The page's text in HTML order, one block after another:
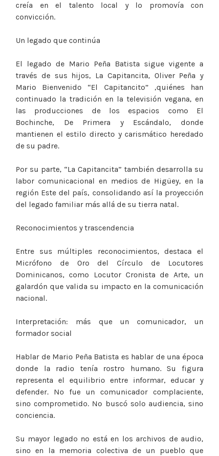
creía en el talento local y lo promovía con
convicción.
Un legado que continúa
El legado de Mario Peña Batista sigue vigente a
través de sus hijos, La Capitancita, Oliver Peña y
Mario Bienvenido “El Capitancito” ,quiénes han
continuado la tradición en la televisión vegana, en
las producciones de los espacios como El
Bochinche, De Primera y Escándalo, donde
mantienen el estilo directo y carismático heredado
de su padre.
Por su parte, “La Capitancita” también desarrolla su
labor comunicacional en medios de Higüey, en la
región Este del país, consolidando así la proyección
del legado familiar más allá de su tierra natal.
Reconocimientos y trascendencia
Entre sus múltiples reconocimientos, destaca el
Micrófono de Oro del Círculo de Locutores
Dominicanos, como Locutor Cronista de Arte, un
galardón que valida su impacto en la comunicación
nacional.
Interpretación: más que un comunicador, un
formador social
Hablar de Mario Peña Batista es hablar de una época
donde la radio tenía rostro humano. Su figura
representa el equilibrio entre informar, educar y
defender. No fue un comunicador complaciente,
sino comprometido. No buscó solo audiencia, sino
conciencia.
Su mayor legado no está en los archivos de audio,
sino en la memoria colectiva de un pueblo que